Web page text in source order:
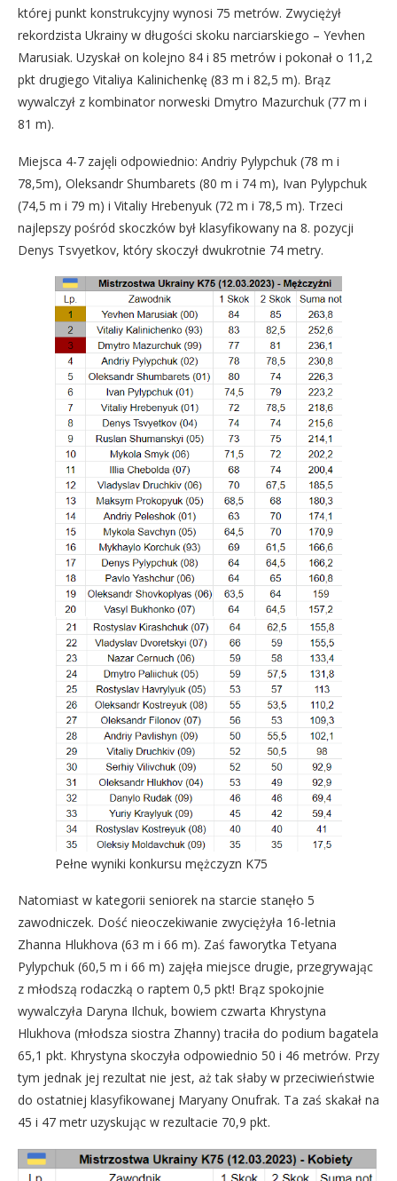
której punkt konstrukcyjny wynosi 75 metrów. Zwyciężył
rekordzista Ukrainy w długości skoku narciarskiego – Yevhen
Marusiak. Uzyskał on kolejno 84 i 85 metrów i pokonał o 11,2
pkt drugiego Vitaliya Kalinichenkę (83 m i 82,5 m). Brąz
wywalczył z kombinator norweski Dmytro Mazurchuk (77 m i
81 m).
Miejsca 4-7 zajęli odpowiednio: Andriy Pylypchuk (78 m i
78,5m), Oleksandr Shumbarets (80 m i 74 m), Ivan Pylypchuk
(74,5 m i 79 m) i Vitaliy Hrebenyuk (72 m i 78,5 m). Trzeci
najlepszy pośród skoczków był klasyfikowany na 8. pozycji
Denys Tsvyetkov, który skoczył dwukrotnie 74 metry.
Pełne wyniki konkursu mężczyzn K75
Natomiast w kategorii seniorek na starcie stanęło 5
zawodniczek. Dość nieoczekiwanie zwyciężyła 16-letnia
Zhanna Hlukhova (63 m i 66 m). Zaś faworytka Tetyana
Pylypchuk (60,5 m i 66 m) zajęła miejsce drugie, przegrywając
z młodszą rodaczką o raptem 0,5 pkt! Brąz spokojnie
wywalczyła Daryna Ilchuk, bowiem czwarta Khrystyna
Hlukhova (młodsza siostra Zhanny) traciła do podium bagatela
65,1 pkt. Khrystyna skoczyła odpowiednio 50 i 46 metrów. Przy
tym jednak jej rezultat nie jest, aż tak słaby w przeciwieństwie
do ostatniej klasyfikowanej Maryany Onufrak. Ta zaś skakał na
45 i 47 metr uzyskując w rezultacie 70,9 pkt.